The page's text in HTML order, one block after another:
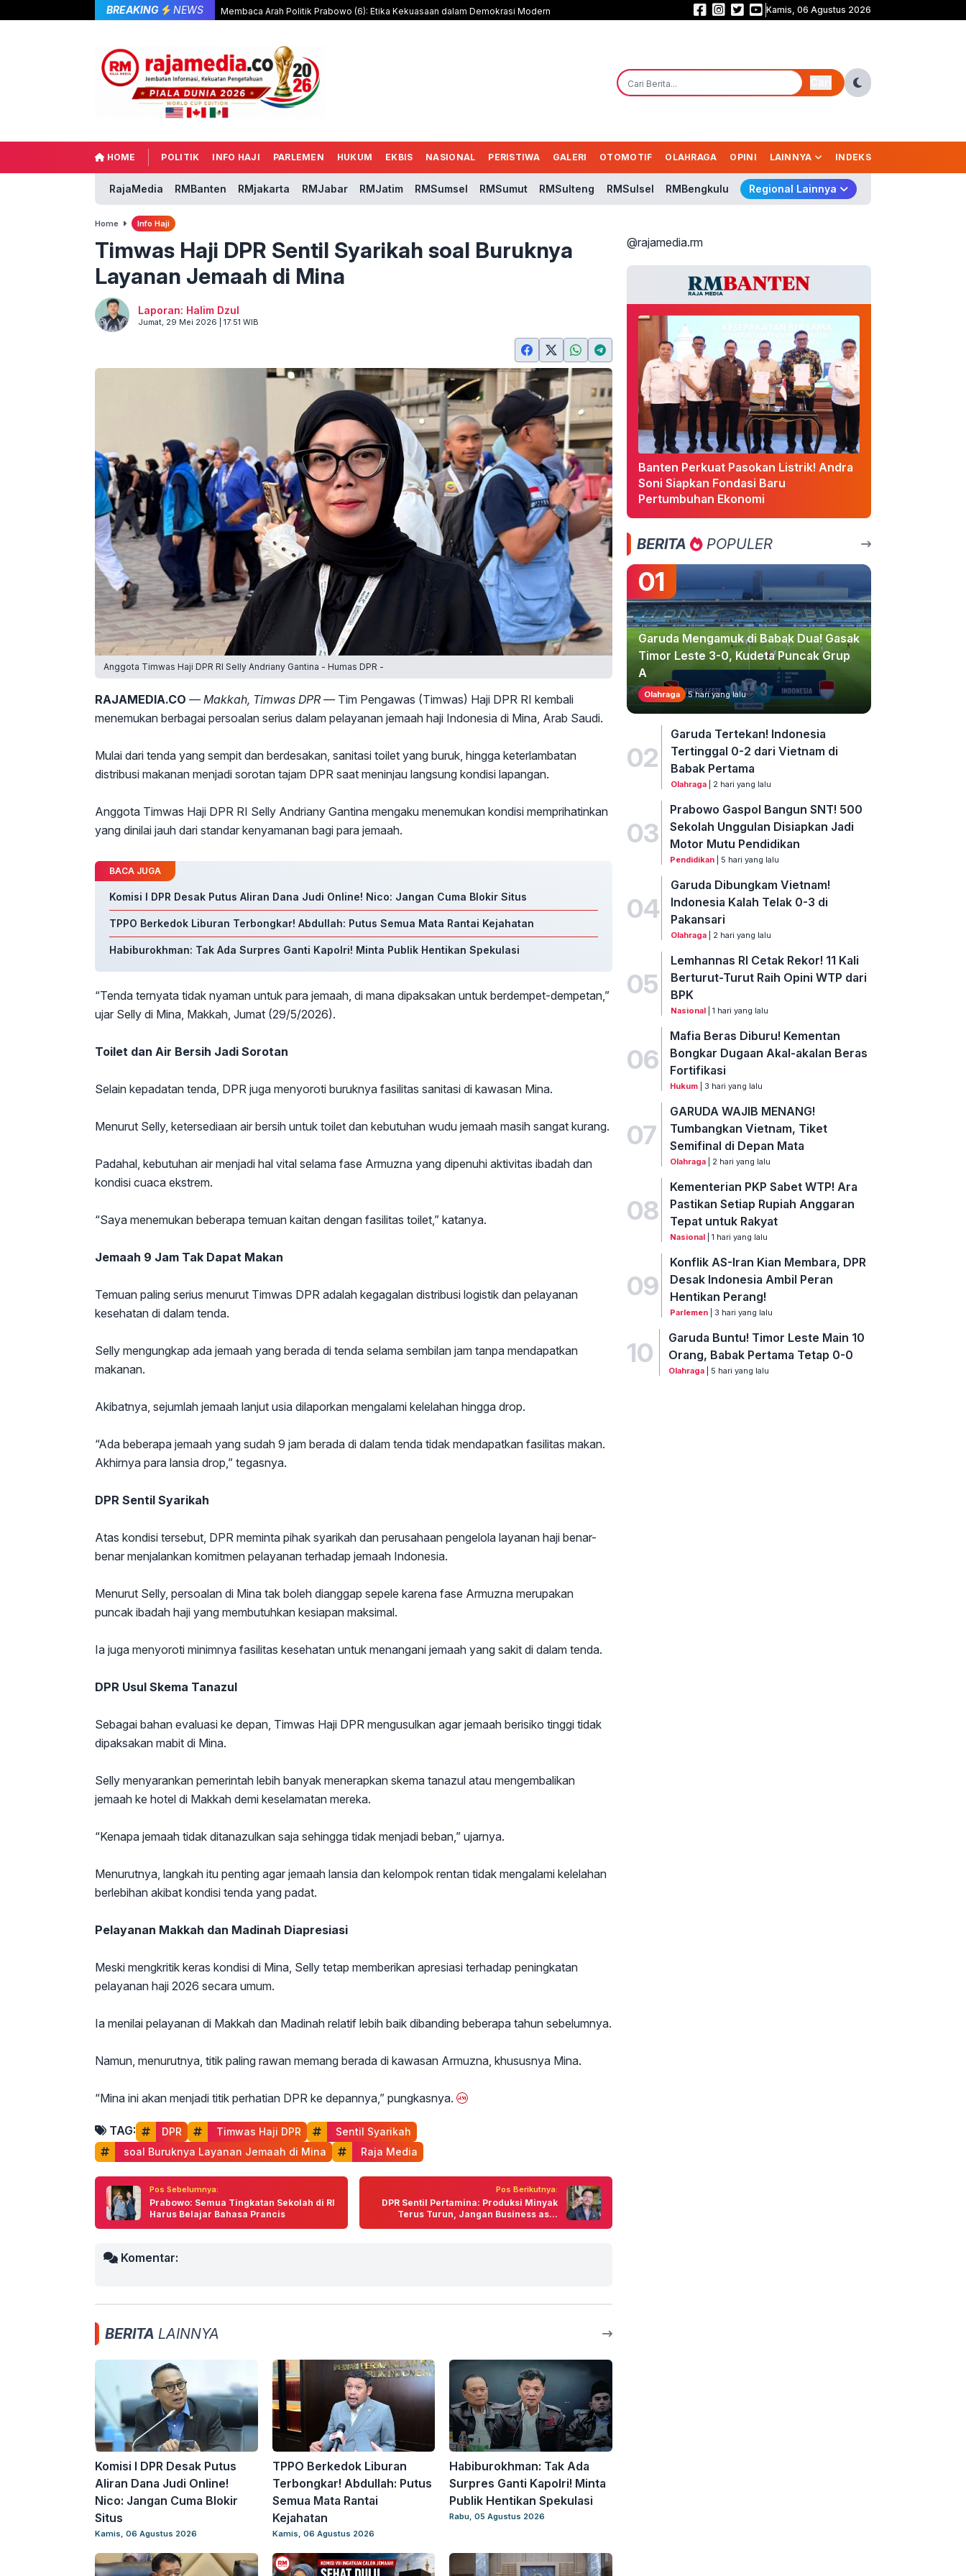
BREAKING NEWS Membaca Arah Politik Prabowo (6): Etika Kekuasaan dalam Demokrasi Modern Komisi I DPR Desak Putus Aliran Dana Judi Online! Nico: Jangan Cuma
Kamis, 06 Agustus 2026
HOME POLITIK INFO HAJI PARLEMEN HUKUM EKBIS NASIONAL PERISTIWA GALERI OTOMOTIF OLAHRAGA OPINI LAINNYA INDEKS
RajaMedia RMBanten RMjakarta RMJabar RMJatim RMSumsel RMSumut RMSulteng RMSulsel RMBengkulu Regional Lainnya
Home Info Haji
Timwas Haji DPR Sentil Syarikah soal Buruknya
Layanan Jemaah di Mina
Laporan: Halim Dzul
Jumat, 29 Mei 2026 | 17:51 WIB
Anggota Timwas Haji DPR RI Selly Andriany Gantina - Humas DPR -
RAJAMEDIA.CO — Makkah, Timwas DPR —Tim Pengawas (Timwas) Haji DPR RI kembali
menemukan berbagai persoalan serius dalam pelayanan jemaah haji Indonesia di Mina, Arab Saudi.
Mulai dari tenda yang sempit dan berdesakan, sanitasi toilet yang buruk, hingga keterlambatan
distribusi makanan menjadi sorotan tajam DPR saat meninjau langsung kondisi lapangan.
Anggota Timwas Haji DPR RI Selly Andriany Gantina mengaku menemukan kondisi memprihatinkan
yang dinilai jauh dari standar kenyamanan bagi para jemaah.
BACA JUGA
Komisi I DPR Desak Putus Aliran Dana Judi Online! Nico: Jangan Cuma Blokir Situs
TPPO Berkedok Liburan Terbongkar! Abdullah: Putus Semua Mata Rantai Kejahatan
Habiburokhman: Tak Ada Surpres Ganti Kapolri! Minta Publik Hentikan Spekulasi
“Tenda ternyata tidak nyaman untuk para jemaah, di mana dipaksakan untuk berdempet-dempetan,”
ujar Selly di Mina, Makkah, Jumat (29/5/2026).
Toilet dan Air Bersih Jadi Sorotan
Selain kepadatan tenda, DPR juga menyoroti buruknya fasilitas sanitasi di kawasan Mina.
Menurut Selly, ketersediaan air bersih untuk toilet dan kebutuhan wudu jemaah masih sangat kurang.
Padahal, kebutuhan air menjadi hal vital selama fase Armuzna yang dipenuhi aktivitas ibadah dan
kondisi cuaca ekstrem.
“Saya menemukan beberapa temuan kaitan dengan fasilitas toilet,” katanya.
Jemaah 9 Jam Tak Dapat Makan
Temuan paling serius menurut Timwas DPR adalah kegagalan distribusi logistik dan pelayanan
kesehatan di dalam tenda.
Selly mengungkap ada jemaah yang berada di tenda selama sembilan jam tanpa mendapatkan
makanan.
Akibatnya, sejumlah jemaah lanjut usia dilaporkan mengalami kelelahan hingga drop.
“Ada beberapa jemaah yang sudah 9 jam berada di dalam tenda tidak mendapatkan fasilitas makan.
Akhirnya para lansia drop,” tegasnya.
DPR Sentil Syarikah
Atas kondisi tersebut, DPR meminta pihak syarikah dan perusahaan pengelola layanan haji benar-
benar menjalankan komitmen pelayanan terhadap jemaah Indonesia.
Menurut Selly, persoalan di Mina tak boleh dianggap sepele karena fase Armuzna merupakan
puncak ibadah haji yang membutuhkan kesiapan maksimal.
Ia juga menyoroti minimnya fasilitas kesehatan untuk menangani jemaah yang sakit di dalam tenda.
DPR Usul Skema Tanazul
Sebagai bahan evaluasi ke depan, Timwas Haji DPR mengusulkan agar jemaah berisiko tinggi tidak
dipaksakan mabit di Mina.
Selly menyarankan pemerintah lebih banyak menerapkan skema tanazul atau mengembalikan
jemaah ke hotel di Makkah demi keselamatan mereka.
“Kenapa jemaah tidak ditanazulkan saja sehingga tidak menjadi beban,” ujarnya.
Menurutnya, langkah itu penting agar jemaah lansia dan kelompok rentan tidak mengalami kelelahan
berlebihan akibat kondisi tenda yang padat.
Pelayanan Makkah dan Madinah Diapresiasi
Meski mengkritik keras kondisi di Mina, Selly tetap memberikan apresiasi terhadap peningkatan
pelayanan haji 2026 secara umum.
Ia menilai pelayanan di Makkah dan Madinah relatif lebih baik dibanding beberapa tahun sebelumnya.
Namun, menurutnya, titik paling rawan memang berada di kawasan Armuzna, khususnya Mina.
“Mina ini akan menjadi titik perhatian DPR ke depannya,” pungkasnya.
TAG: DPR Timwas Haji DPR
Sentil Syarikah
soal Buruknya Layanan Jemaah di Mina
Raja Media
Pos Sebelumnya:
Prabowo: Semua Tingkatan Sekolah di RI
Harus Belajar Bahasa Prancis
Pos Berikutnya:
DPR Sentil Pertamina: Produksi Minyak
Terus Turun, Jangan Business as...
Komentar:
BERITA LAINNYA
Komisi I DPR Desak Putus
Aliran Dana Judi Online!
Nico: Jangan Cuma Blokir
Situs
Kamis, 06 Agustus 2026
TPPO Berkedok Liburan
Terbongkar! Abdullah: Putus
Semua Mata Rantai
Kejahatan
Kamis, 06 Agustus 2026
Habiburokhman: Tak Ada
Surpres Ganti Kapolri! Minta
Publik Hentikan Spekulasi
Rabu, 05 Agustus 2026
@rajamedia.rm
Banten Perkuat Pasokan Listrik! Andra
Soni Siapkan Fondasi Baru
Pertumbuhan Ekonomi
BERITA POPULER
01
Garuda Mengamuk di Babak Dua! Gasak
Timor Leste 3-0, Kudeta Puncak Grup
A
Olahraga 5 hari yang lalu
02
Garuda Tertekan! Indonesia
Tertinggal 0-2 dari Vietnam di
Babak Pertama
Olahraga| 2 hari yang lalu
03
Prabowo Gaspol Bangun SNT! 500
Sekolah Unggulan Disiapkan Jadi
Motor Mutu Pendidikan
Pendidikan | 5 hari yang lalu
04
Garuda Dibungkam Vietnam!
Indonesia Kalah Telak 0-3 di
Pakansari
Olahraga| 2 hari yang lalu
05
Lemhannas RI Cetak Rekor! 11 Kali
Berturut-Turut Raih Opini WTP dari
BPK
Nasional| 1 hari yang lalu
06
Mafia Beras Diburu! Kementan
Bongkar Dugaan Akal-akalan Beras
Fortifikasi
Hukum | 3 hari yang lalu
07
GARUDA WAJIB MENANG!
Tumbangkan Vietnam, Tiket
Semifinal di Depan Mata
Olahraga | 2 hari yang lalu
08
Kementerian PKP Sabet WTP! Ara
Pastikan Setiap Rupiah Anggaran
Tepat untuk Rakyat
Nasional | 1 hari yang lalu
09
Konflik AS-Iran Kian Membara, DPR
Desak Indonesia Ambil Peran
Hentikan Perang!
Parlemen | 3 hari yang lalu
10
Garuda Buntu! Timor Leste Main 10
Orang, Babak Pertama Tetap 0-0
Olahraga| 5 hari yang lalu